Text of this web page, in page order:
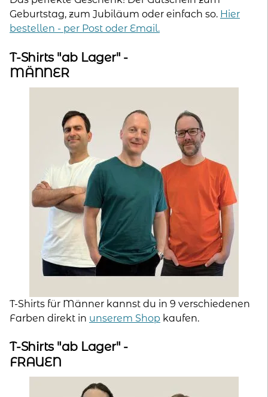
Geburtstag, zum Jubiläum oder einfach so. Hier
bestellen - per Post oder Email.
T-Shirts "ab Lager" -
MÄNNER
T-Shirts für Männer kannst du in 9 verschiedenen
Farben direkt in unserem Shop kaufen.
T-Shirts "ab Lager" -
FRAUEN